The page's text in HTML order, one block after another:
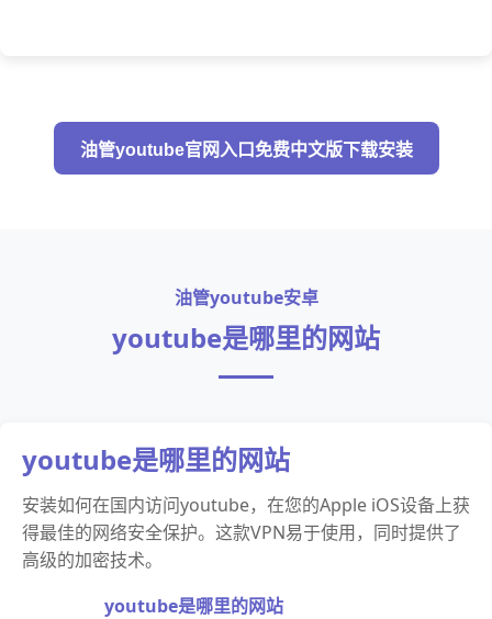
油管youtube官网入口免费中文版下载安装
油管youtube安卓
youtube是哪里的网站
youtube是哪里的网站
安装如何在国内访问youtube，在您的Apple iOS设备上获
得最佳的网络安全保护。这款VPN易于使用，同时提供了
高级的加密技术。
youtube是哪里的网站